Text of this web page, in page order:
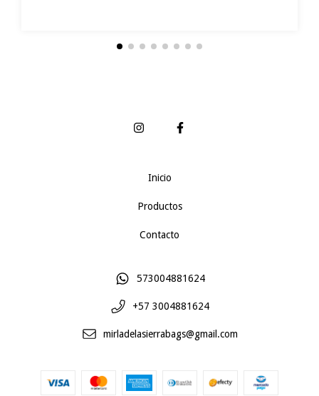
Inicio
Productos
Contacto
573004881624
+57 3004881624
mirladelasierrabags@gmail.com